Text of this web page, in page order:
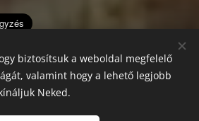
biztosítsuk a weboldal megfelelő
valamint hogy a lehető legjobb
Neked.